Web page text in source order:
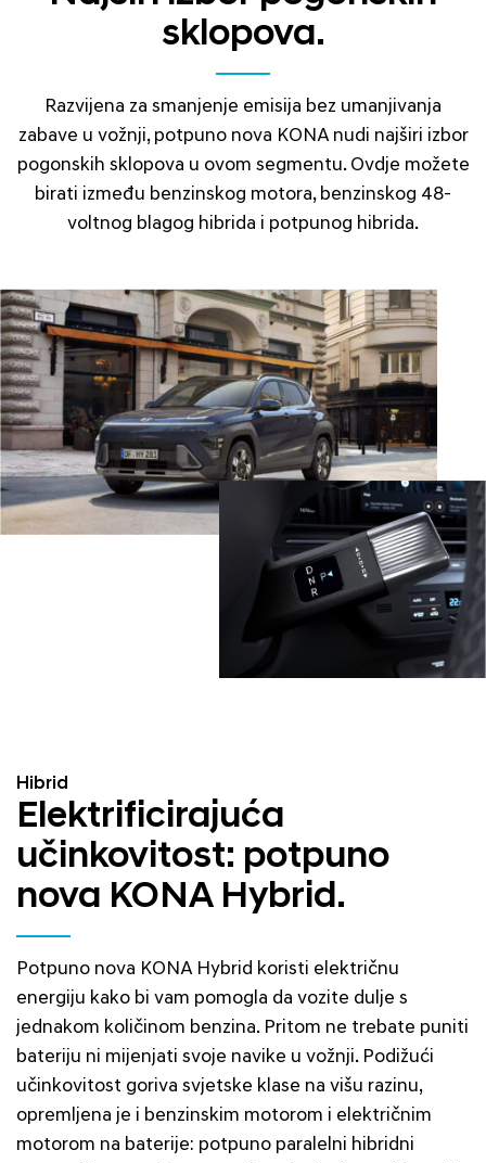
sklopova.
Razvijena za smanjenje emisija bez umanjivanja
zabave u vožnji, potpuno nova KONA nudi najširi izbor
pogonskih sklopova u ovom segmentu. Ovdje možete
birati između benzinskog motora, benzinskog 48-
voltnog blagog hibrida i potpunog hibrida.
Hibrid
Elektrificirajuća
učinkovitost: potpuno
nova KONA Hybrid.
Potpuno nova KONA Hybrid koristi električnu
energiju kako bi vam pomogla da vozite dulje s
jednakom količinom benzina. Pritom ne trebate puniti
bateriju ni mijenjati svoje navike u vožnji. Podižući
učinkovitost goriva svjetske klase na višu razinu,
opremljena je i benzinskim motorom i električnim
motorom na baterije: potpuno paralelni hibridni